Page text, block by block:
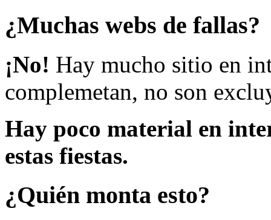
¿Muchas webs de fallas?
¡No! Hay mucho sitio en
complemetan, no son
Hay poco material en
estas fiestas.
¿Quién monta esto?